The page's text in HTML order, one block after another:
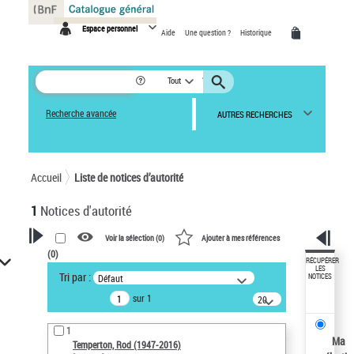
Espace personnel Aide Une question ? Historique
Tout
Recherche avancée AUTRES RECHERCHES
Accueil Liste de notices d’autorité
1 Notices d'autorité
VOTRE RECHERCHE
Recherche avancée dans les
notices d’autorité
Œuvres liées à l'auteur :
Temperton, Rod (1947-2016)
Voir la sélection (0) Ajouter à mes références
(0)
Tri par : Défaut
sur 1
20
résultats/page
1
Temperton, Rod (1947-2016)
RÉCUPÉRER
LES
NOTICES
Ma
Panneau de gestion des cookies